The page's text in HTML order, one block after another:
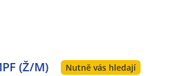
(Ž/M) Nutně vás hledají